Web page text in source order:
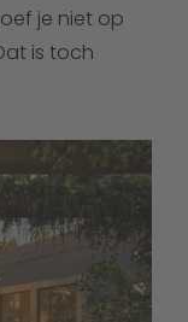
je niet op
is toch